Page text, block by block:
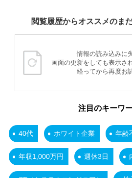
閲覧履歴からオススメのま
情報の読み込みに
画面の更新をしても表示さ
経ってから再度お
注目のキーワ
40代 ホワイト企業 年齢
年収1,000万円 週休3日